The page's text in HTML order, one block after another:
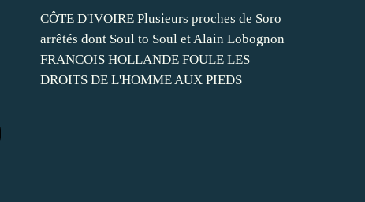
CÔTE D'IVOIRE Plusieurs proches de Soro
arrêtés dont Soul to Soul et Alain Lobognon
FRANCOIS HOLLANDE FOULE LES
DROITS DE L'HOMME AUX PIEDS